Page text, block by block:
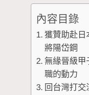
內容目錄
獲贊助赴日
將陽岱鋼
無緣晉級甲
職的動力
回台灣打